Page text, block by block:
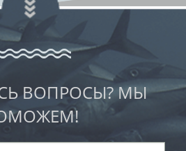
ВОПРОСЫ? МЫ